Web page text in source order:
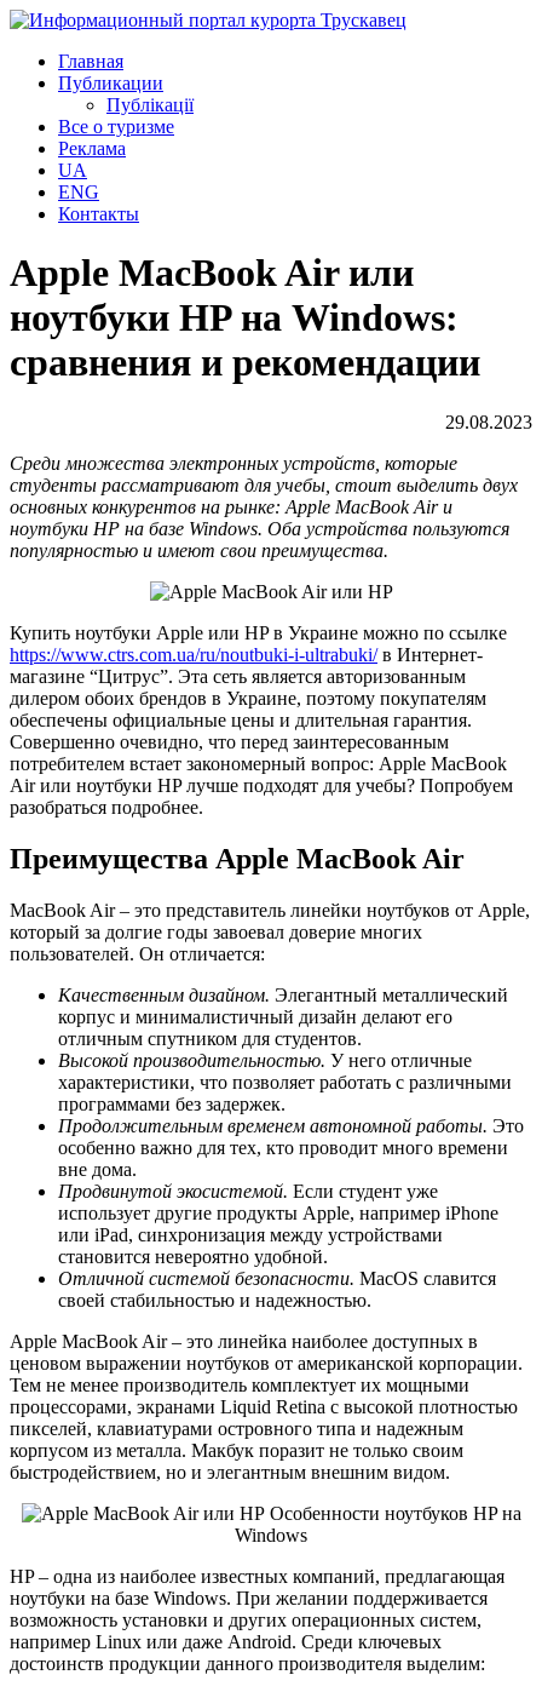
Главная
Публикации
Публікації
Все о туризме
Реклама
UA
ENG
Контакты
Apple MacBook Air или
ноутбуки HP на Windows:
сравнения и рекомендации
29.08.2023
Среди множества электронных устройств, которые
студенты рассматривают для учебы, стоит выделить двух
основных конкурентов на рынке: Apple MacBook Air и
ноутбуки HP на базе Windows. Оба устройства пользуются
популярностью и имеют свои преимущества.
Купить ноутбуки Apple или HP в Украине можно по ссылке
https://www.ctrs.com.ua/ru/noutbuki-i-ultrabuki/в Интернет-
магазине “Цитрус”. Эта сеть является авторизованным
дилером обоих брендов в Украине, поэтому покупателям
обеспечены официальные цены и длительная гарантия.
Совершенно очевидно, что перед заинтересованным
потребителем встает закономерный вопрос: Apple MacBook
Air или ноутбуки HP лучше подходят для учебы? Попробуем
разобраться подробнее.
Преимущества Apple MacBook Air
MacBook Air – это представитель линейки ноутбуков от Apple,
который за долгие годы завоевал доверие многих
пользователей. Он отличается:
Качественным дизайном. Элегантный металлический
корпус и минималистичный дизайн делают его
отличным спутником для студентов.
Высокой производительностью. У него отличные
характеристики, что позволяет работать с различными
программами без задержек.
Продолжительным временем автономной работы. Это
особенно важно для тех, кто проводит много времени
вне дома.
Продвинутой экосистемой. Если студент уже
использует другие продукты Apple, например iPhone
или iPad, синхронизация между устройствами
становится невероятно удобной.
Отличной системой безопасности. MacOS славится
своей стабильностью и надежностью.
Apple MacBook Air – это линейка наиболее доступных в
ценовом выражении ноутбуков от американской корпорации.
Тем не менее производитель комплектует их мощными
процессорами, экранами Liquid Retina с высокой плотностью
пикселей, клавиатурами островного типа и надежным
корпусом из металла. Макбук поразит не только своим
быстродействием, но и элегантным внешним видом.
Особенности ноутбуков HP на
Windows
HP – одна из наиболее известных компаний, предлагающая
ноутбуки на базе Windows. При желании поддерживается
возможность установки и других операционных систем,
например Linux или даже Android. Среди ключевых
достоинств продукции данного производителя выделим: